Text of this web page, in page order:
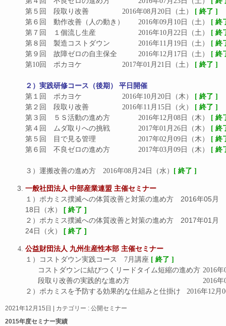
第５回　段取り改善			2016年08月20日（土）
[ 終了 ]
第６回　動作改善（人の動き）	2016年09月10日（土）
[ 終
第７回　１個流し生産			2016年10月22日（土）
[ 終
第８回　製造コストダウン		2016年11月19日（土）
[ 終
第９回　故障ゼロの自主保全		2016年12月17日（土）
[ 終
第10回　ポカヨケ			2017年01月21日（土）
[ 終了 ]
２）実践研修コース（後期） 平日開催
第１回　ポカヨケ			2016年10月20日（木）
[ 終了 ]
第２回　段取り改善			2016年11月15日（火）
[ 終了 ]
第３回　５Ｓ活動の進め方		2016年12月08日（木）
[ 終
第４回　ムダ取りへの挑戦		2017年01月26日（木）
[ 終
第５回　目で見る管理			2017年02月09日（木）
[ 終
第６回　不良ゼロの進め方		2017年03月09日（木）
[ 終
３）運搬改善の進め方　2016年08月24日（水） [ 終了 ]
一般社団法人 中部産業連盟 主催セミナー
１）ポカミス撲滅への体質改善と対策の進め方 2016年05月
18日（水） [ 終了 ]
２）ポカミス撲滅への体質改善と対策の進め方 2017年01月
24日（火） [ 終了 ]
公益財団法人 九州生産性本部 主催セミナー
１）コストダウン実践コース　7月講座 [ 終了 ]
コストダウンに結びつ
段取り改善の実践
２）ポカミスを予防する効果的な仕組
2021年12月15日 カテゴリー : 公開セミナー
2015年度セミナー実績